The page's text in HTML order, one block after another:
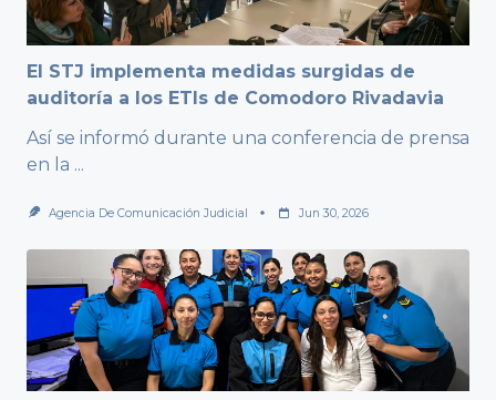
El STJ implementa medidas surgidas de
auditoría a los ETIs de Comodoro Rivadavia
Así se informó durante una conferencia de prensa
en la ...
Agencia De Comunicación Judicial Jun 30, 2026